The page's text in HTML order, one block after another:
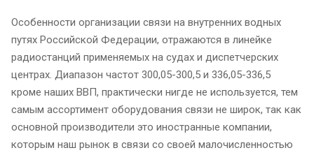
Особенности организации связи на внутренних водных
путях Российской Федерации, отражаются в линейке
радиостанций применяемых на судах и диспетчерских
центрах. Диапазон частот 300,05-300,5 и 336,05-336,5
кроме наших ВВП, практически нигде не используется, тем
самым ассортимент оборудования связи не широк, так как
основной производители это иностранные компании,
которым наш рынок в связи со своей малочисленностью